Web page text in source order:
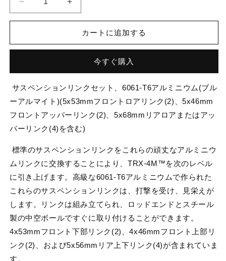
Traxxas
ク
TRX-
4M
ペ
ン
シ
ョ
ン
リ
ン
ク
セ
ッ
Traxxas
ク
TRX-
4M
サ
ス
ペ
ン
シ
ョ
ン
リ
ン
ク
セ
ッ
カートに追加する
今すぐ購入
サスペンションリンクセット、6061-T6アルミニウム(ブル
ーアルマイト)(5x53mmフロントロアリンク(2)、5x46mm
フロントアッパーリンク(2)、5x68mmリアロアまたはアッ
パーリンク(4)を含む)
標準のサスペンションリンクをこれらの頑丈なアルミニウ
ムリンクに交換することにより、TRX-4M™を次のレベル
に引き上げます。高級な6061-T6アルミニウムで作られた
これらのサスペンションリンクは、打撃を受け、見栄えが
します。リンクは組み立てられ、ロッドエンドとスチール
製の中空ボールですぐに取り付けることができます。
4x53mmフロント下部リンク(2)、4x46mmフロント上部リ
ンク(2)、および5x56mmリア上下リンク(4)が含まれていま
す。